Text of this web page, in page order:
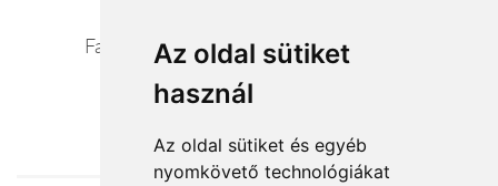
Az oldal sütiket
használ
Az oldal sütiket és egyéb
nyomkövető technológiákat
Fantázia - vörös/pasztell szezoncsokor
24 400 Ft-tól